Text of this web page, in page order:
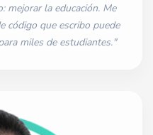
mejorar la educación. Me
código que escribo puede
miles de estudiantes."